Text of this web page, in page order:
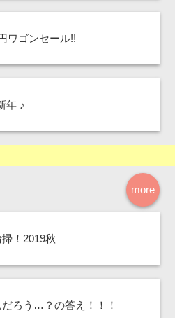
ワゴンセール!!
年 ♪
more
！2019秋
だろう…？の答え！！！